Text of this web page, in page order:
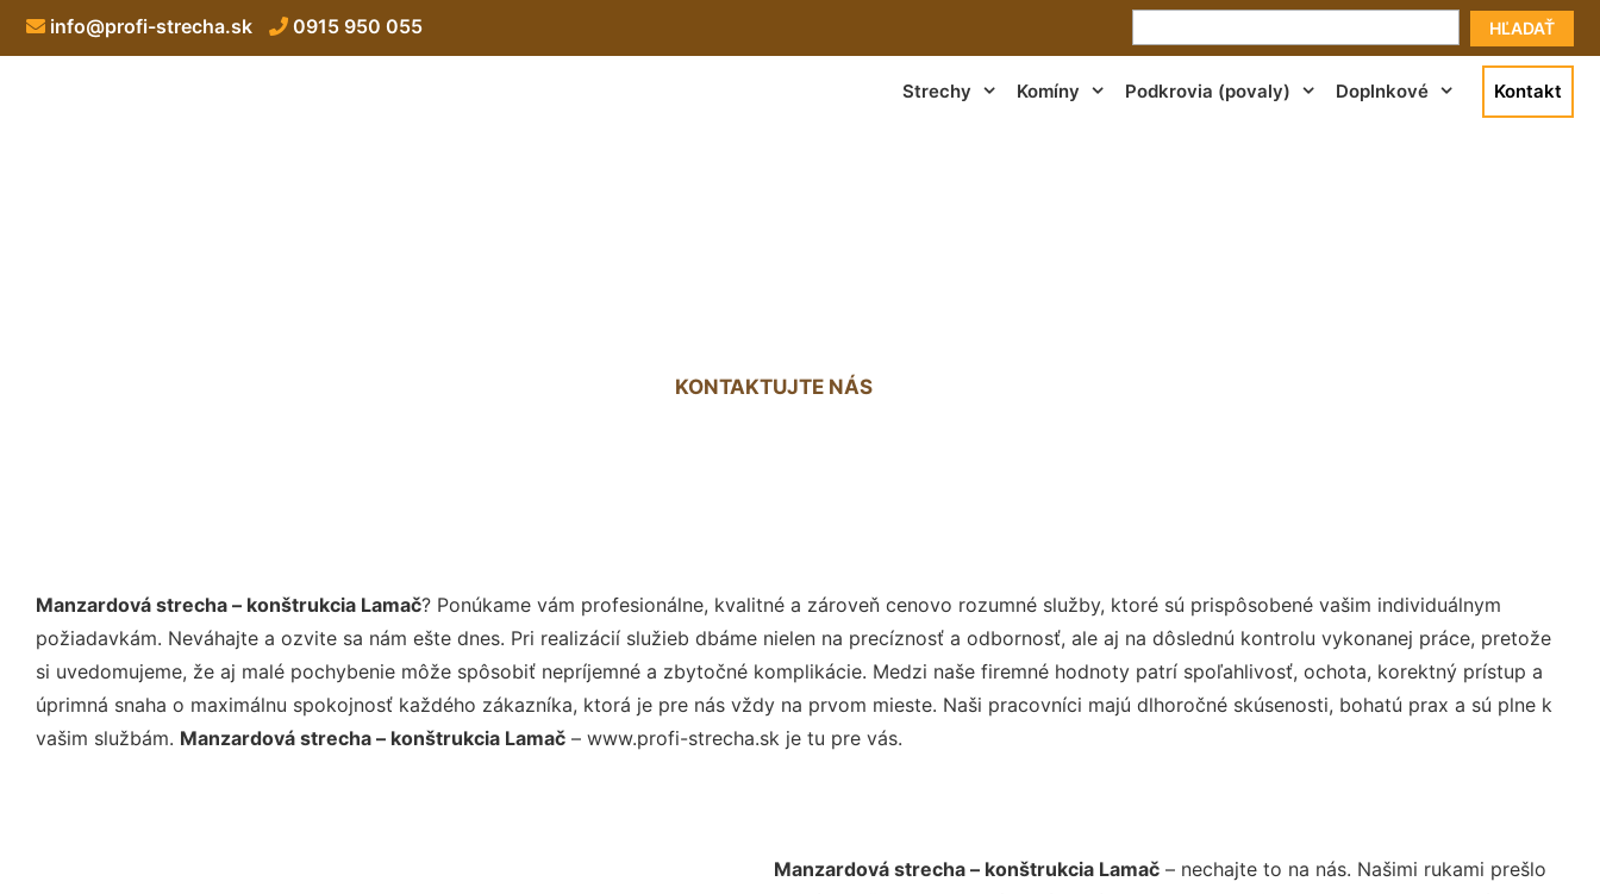
HĽADAŤ
info@profi-strecha.sk 0915 950 055
Strechy Komíny Podkrovia (povaly) Doplnkové Kontakt
KONTAKTUJTE NÁS
Manzardová strecha – konštrukcia Lamač? Ponúkame vám profesionálne, kvalitné a zároveň cenovo rozumné služby, ktoré sú prispôsobené vašim individuálnym
požiadavkám. Neváhajte a ozvite sa nám ešte dnes. Pri realizácií služieb dbáme nielen na precíznosť a odbornosť, ale aj na dôslednú kontrolu vykonanej práce, pretože
si uvedomujeme, že aj malé pochybenie môže spôsobiť nepríjemné a zbytočné komplikácie. Medzi naše firemné hodnoty patrí spoľahlivosť, ochota, korektný prístup a
úprimná snaha o maximálnu spokojnosť každého zákazníka, ktorá je pre nás vždy na prvom mieste. Naši pracovníci majú dlhoročné skúsenosti, bohatú prax a sú plne k
vašim službám. Manzardová strecha – konštrukcia Lamač – www.profi-strecha.sk je tu pre vás.
Manzardová strecha – konštrukcia Lamač– nechajte to na nás. Našimi rukami prešlo